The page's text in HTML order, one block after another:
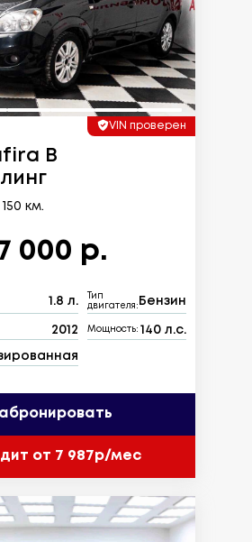
VIN проверен
B
км.
000 р.
1.8 л.
Тип
двигателя: Бензин
2012 Мощность: 140 л.с.
от 7 987р/мес